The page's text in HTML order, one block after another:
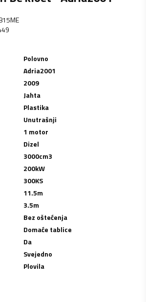
Polovno
Adria2001
2009
Jahta
Plastika
Unutrašnji
1 motor
Dizel
3000cm3
200kW
300KS
11.5m
3.5m
Bez oštećenja
Domaće tablice
Da
Svejedno
Plovila